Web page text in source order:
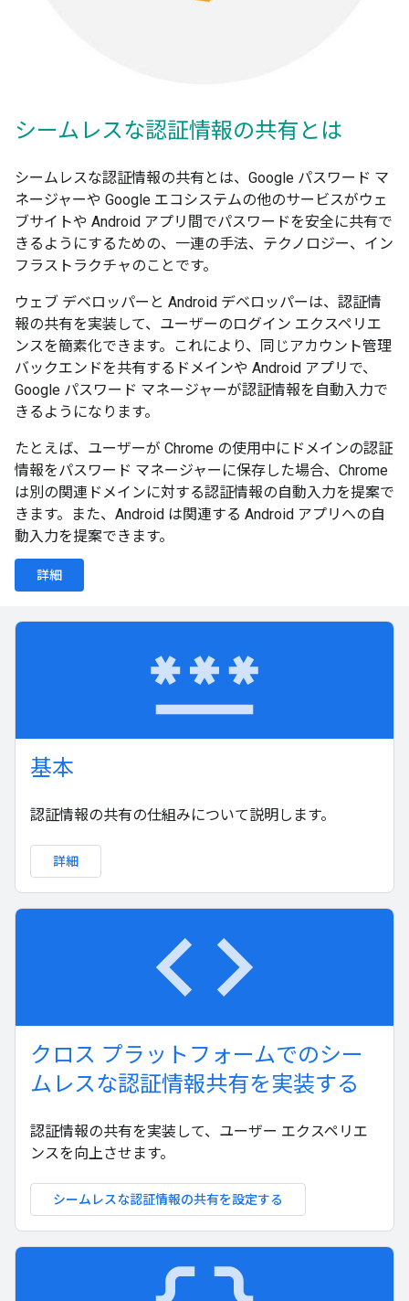
シームレスな認証情報の共有とは
シームレスな認証情報の共有とは、Google パスワード マ
ネージャーや Google エコシステムの他のサービスがウェ
ブサイトや Android アプリ間でパスワードを安全に共有で
きるようにするための、一連の手法、テクノロジー、イン
フラストラクチャのことです。
ウェブ デベロッパーと Android デベロッパーは、認証情
報の共有を実装して、ユーザーのログイン エクスペリエ
ンスを簡素化できます。これにより、同じアカウント管理
バックエンドを共有するドメインや Android アプリで、
Google パスワード マネージャーが認証情報を自動入力で
きるようになります。
たとえば、ユーザーが Chrome の使用中にドメインの認証
情報をパスワード マネージャーに保存した場合、Chrome
は別の関連ドメインに対する認証情報の自動入力を提案で
きます。また、Android は関連する Android アプリへの自
動入力を提案できます。
詳細
password
基本
認証情報の共有の仕組みについて説明します。
詳細
code
クロス プラットフォームでのシー
ムレスな認証情報共有を実装する
認証情報の共有を実装して、ユーザー エクスペリエ
ンスを向上させます。
シームレスな認証情報の共有を設定する